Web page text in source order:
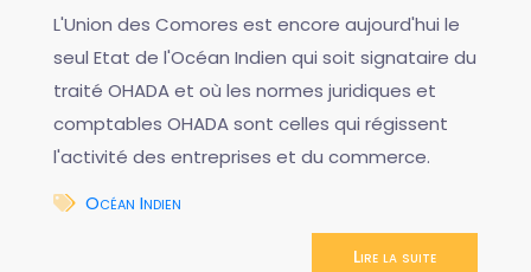
L'Union des Comores est encore aujourd'hui le
seul Etat de l'Océan Indien qui soit signataire du
traité OHADA et où les normes juridiques et
comptables OHADA sont celles qui régissent
l'activité des entreprises et du commerce.
Océan Indien
Lire la suite